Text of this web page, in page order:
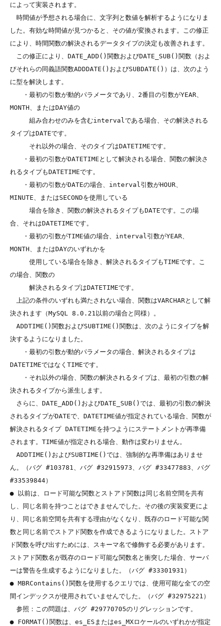
によって実装されます。
時間値が予想される場合に、文字列と数値を解析するようになりま
した。有効な時間値が見つかると、その値が変換されます。この修正
により、時間関数の解決されるデータタイプの決定も改善されます。
この修正により、DATE_ADD()関数およびDATE_SUB()関数（およ
びそれらの同義語関数ADDDATE()およびSUBDATE()）は、次のよう
に型を解決します。
・最初の引数が動的パラメータであり、2番目の引数がYEAR、
MONTH、またはDAY値の
組み合わせのみを含むintervalである場合、その解決される
タイプはDATEです。
それ以外の場合、そのタイプはDATETIMEです。
・最初の引数がDATETIMEとして解決される場合、関数の解決さ
れるタイプもDATETIMEです。
・最初の引数がDATEの場合、interval引数がHOUR、
MINUTE、またはSECONDを使用している
場合を除き、関数の解決されるタイプもDATEです。この場
合、それはDATETIMEです。
・最初の引数がTIME値の場合、interval引数がYEAR、
MONTH、またはDAYのいずれかを
使用している場合を除き、解決されるタイプもTIMEです。こ
の場合、関数の
解決されるタイプはDATETIMEです。
上記の条件のいずれも満たされない場合、関数はVARCHARとして解
決されます（MySQL 8.0.21以前の場合と同様）。
ADDTIME()関数およびSUBTIME()関数は、次のようにタイプを解
決するようになりました。
・最初の引数が動的パラメータの場合、解決されるタイプは
DATETIMEではなくTIMEです。
・それ以外の場合、関数の解決されるタイプは、最初の引数の解
決されるタイプから派生します。
さらに、DATE_ADD()およびDATE_SUB()では、最初の引数の解決
されるタイプがDATEで、DATETIME値が指定されている場合、関数が
解決されるタイプ DATETIMEを持つようにステートメントが再準備
されます。TIME値が指定される場合、動作は変わりません。
ADDTIME()およびSUBTIME()では、強制的な再準備はありませ
ん。（バグ #103781、バグ #32915973、バグ #33477883、バグ
#33539844）
● 以前は、ロード可能な関数とストアド関数は同じ名前空間を共有
し、同じ名前を持つことはできませんでした。その後の実装変更によ
り、同じ名前空間を共有する理由がなくなり、既存のロード可能な関
数と同じ名前でストアド関数を作成できるようになりました。ストア
ド関数を呼び出すためには、スキーマ名で修飾する必要があります。
ストアド関数名が既存のロード可能な関数名と衝突した場合、サーバ
ーは警告を生成するようになりました。（バグ #33301931）
● MBRContains()関数を使用するクエリでは、使用可能な全ての空
間インデックスが使用されていませんでした。（バグ #32975221）
参照：この問題は、バグ #29770705のリグレッションです。
● FORMAT()関数は、es_ESまたはes_MXロケールのいずれかが指定